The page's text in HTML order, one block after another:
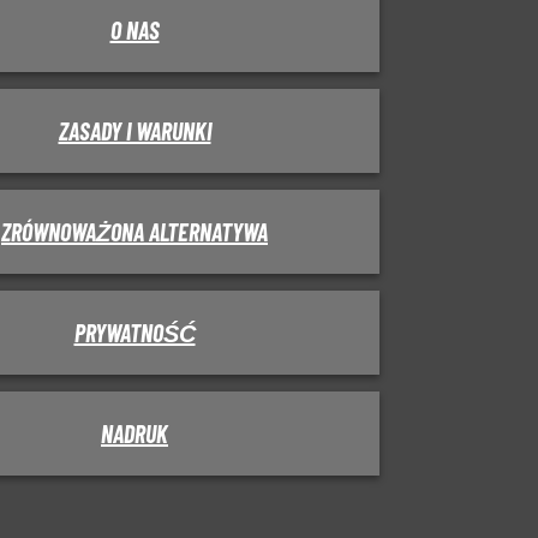
O NAS
ZASADY I WARUNKI
ZRÓWNOWAŻONA ALTERNATYWA
PRYWATNOŚĆ
NADRUK